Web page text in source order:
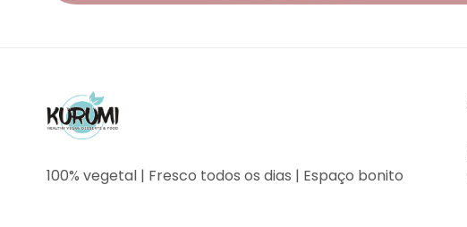
100% vegetal | Fresco todos os dias | Espaço bonito